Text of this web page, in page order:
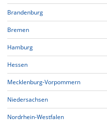
Brandenburg
Bremen
Hamburg
Hessen
Mecklenburg-Vorpommern
Niedersachsen
Nordrhein-Westfalen